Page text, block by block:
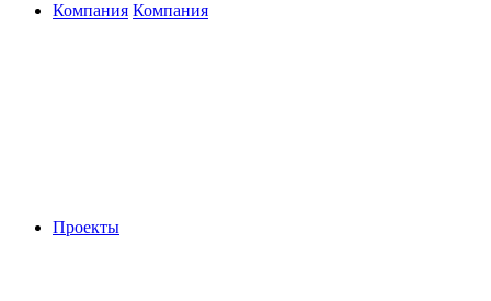
Компания Компания
Проекты